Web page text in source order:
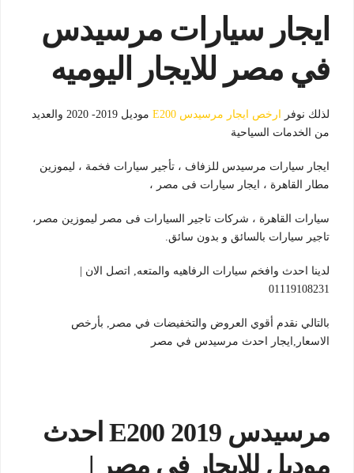
ايجار سيارات مرسيدس
في مصر للايجار اليوميه
لذلك نوفر ارخص ايجار مرسيدس E200
موديل 2019- 2020 والعديد
من الخدمات السياحية
ايجار سيارات مرسيدس للزفاف ، تأجير سيارات فخمة ، ليموزين
مطار القاهرة ، ايجار سيارات فى مصر ،
سيارات القاهرة ، شركات تاجير السيارات فى مصر ليموزين مصر،
تاجير سيارات بالسائق و بدون سائق.
لدينا احدث وافخم سيارات الرفاهيه والمتعه, اتصل الان |
01119108231
بالتالي نقدم أقوي العروض والتخفيضات في مصر, بأرخص
الاسعار,ايجار احدث مرسيدس في مصر
مرسيدس 2019 E200 احدث
موديل للايجار في مصر |